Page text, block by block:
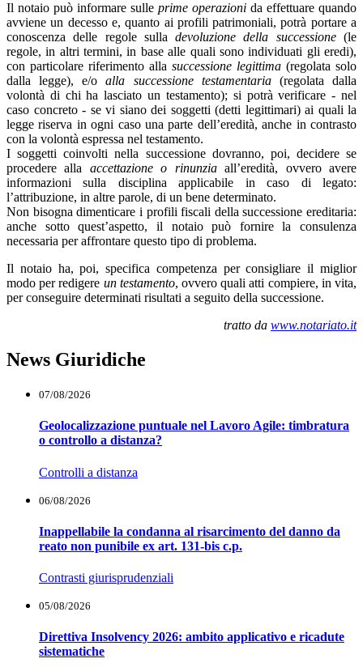
Il notaio può informare sulle prime operazioni da effettuare quando
avviene un decesso e, quanto ai profili patrimoniali, potrà portare a
conoscenza delle regole sulladevoluzione della successione(le
regole, in altri termini, in base alle quali sono individuati gli eredi),
con particolare riferimento alla successione legittima (regolata solo
dalla legge), e/oalla successione testamentaria(regolata dalla
volontà di chi ha lasciato un testamento); si potrà verificare - nel
caso concreto - se vi siano dei soggetti (detti legittimari) ai quali la
legge riserva in ogni caso una parte dell’eredità, anche in contrasto
con la volontà espressa nel testamento.
I soggetti coinvolti nella successione dovranno, poi, decidere se
procedere alla accettazione o rinunziaall’eredità, ovvero avere
informazioni sulla disciplina applicabile in caso di legato:
l’attribuzione, in altre parole, di un bene determinato.
Non bisogna dimenticare i profili fiscali della successione ereditaria:
anche sotto quest’aspetto, il notaio può fornire la consulenza
necessaria per affrontare questo tipo di problema.
Il notaio ha, poi, specifica competenza per consigliare il miglior
modo per redigere un testamento, ovvero quali atti compiere, in vita,
per conseguire determinati risultati a seguito della successione.
tratto da www.notariato.it
News Giuridiche
07/08/2026
Geolocalizzazione puntuale nel Lavoro Agile: timbratura
o controllo a distanza?
Controlli a distanza
06/08/2026
Inappellabile la condanna al risarcimento del danno da
reato non punibile ex art. 131-bis c.p.
Contrasti giurisprudenziali
05/08/2026
Direttiva Insolvency 2026: ambito applicativo e ricadute
sistematiche